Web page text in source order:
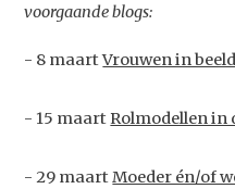
voorgaande blogs:
- 8 maartVrouwen in beeld
- 15 maartRolmodellen in
- 29 maartMoeder én/of